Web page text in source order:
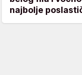
najbolje